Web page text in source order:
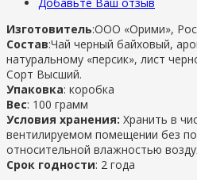
Изготовитель:ООО «Орими»,
Состав:Чай черный байховый,
натуральному «персик», лист
Сорт Высший.
Упаковка: коробка
Вес: 100 грамм
Условия хранения: Хранить в
вентилируемом помещении без
относительной влажностью
Срок годности: 2 года